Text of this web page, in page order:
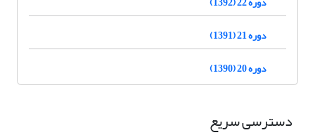
دوره 21 (1391)
دوره 20 (1390)
دسترسی سریع